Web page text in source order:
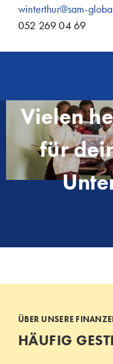
winterthur@sam-
052 269 04 69
Vielen
für
ÜBER UNSERE
HÄUFIG